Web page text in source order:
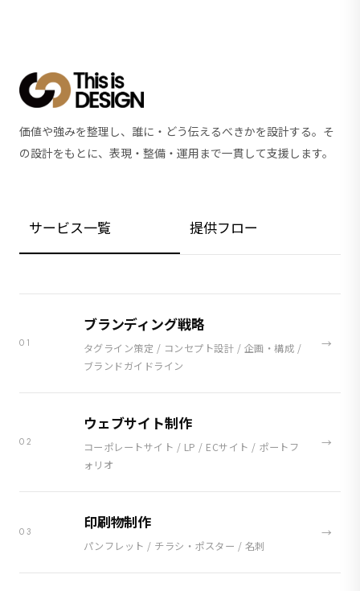
価値や強みを整理し、誰に・どう伝えるべきかを設計する。そ
の設計をもとに、表現・整備・運用まで一貫して支援します。
サービス一覧 提供フロー
01
ブランディング戦略
タグライン策定 / コンセプト設計 / 企画・構成 /
ブランドガイドライン
→
02
ウェブサイト制作
コーポレートサイト / LP / ECサイト / ポートフ
ォリオ
→
03
印刷物制作
パンフレット / チラシ・ポスター / 名刺
→